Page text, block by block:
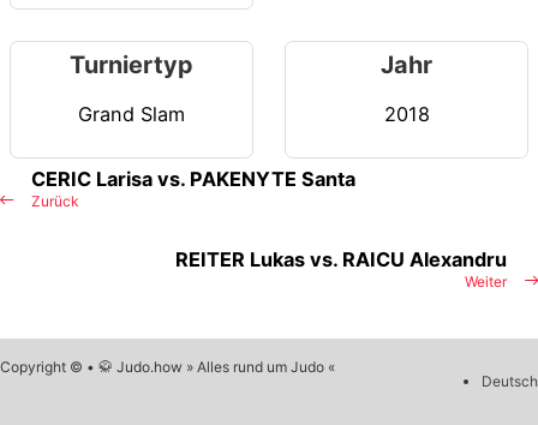
Turniertyp
Grand Slam
Jahr
2018
Zurück
CERIC Larisa vs. PAKENYTE Santa
Weiter
REITER Lukas vs. RAICU Alexandru
Copyright © • 🥋 Judo.how » Alles rund um Judo «
Deutsch